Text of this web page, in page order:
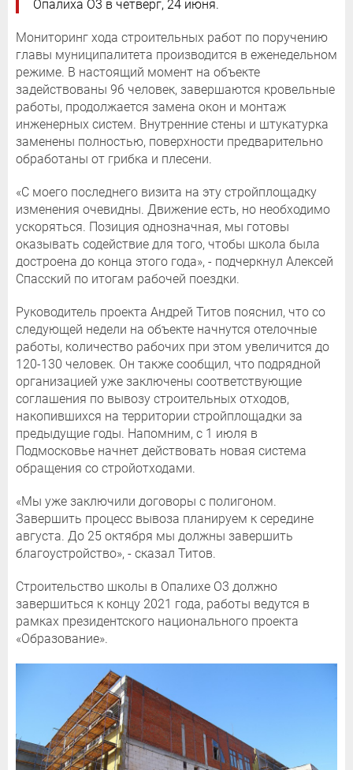
Опалиха О3 в четверг, 24 июня.
Мониторинг хода строительных работ по поручению
главы муниципалитета производится в еженедельном
режиме. В настоящий момент на объекте
задействованы 96 человек, завершаются кровельные
работы, продолжается замена окон и монтаж
инженерных систем. Внутренние стены и штукатурка
заменены полностью, поверхности предварительно
обработаны от грибка и плесени.
«С моего последнего визита на эту стройплощадку
изменения очевидны. Движение есть, но необходимо
ускоряться. Позиция однозначная, мы готовы
оказывать содействие для того, чтобы школа была
достроена до конца этого года», - подчеркнул Алексей
Спасский по итогам рабочей поездки.
Руководитель проекта Андрей Титов пояснил, что со
следующей недели на объекте начнутся отелочные
работы, количество рабочих при этом увеличится до
120-130 человек. Он также сообщил, что подрядной
организацией уже заключены соответствующие
соглашения по вывозу строительных отходов,
накопившихся на территории стройплощадки за
предыдущие годы. Напомним, с 1 июля в
Подмосковье начнет действовать новая система
обращения со стройотходами.
«Мы уже заключили договоры с полигоном.
Завершить процесс вывоза планируем к середине
августа. До 25 октября мы должны завершить
благоустройство», - сказал Титов.
Строительство школы в Опалихе О3 должно
завершиться к концу 2021 года, работы ведутся в
рамках президентского национального проекта
«Образование».